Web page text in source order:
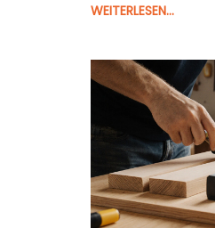
WEITERLESEN...